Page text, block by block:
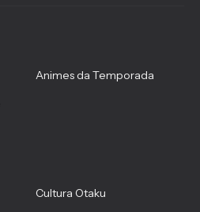
Animes da Temporada
Cultura Otaku